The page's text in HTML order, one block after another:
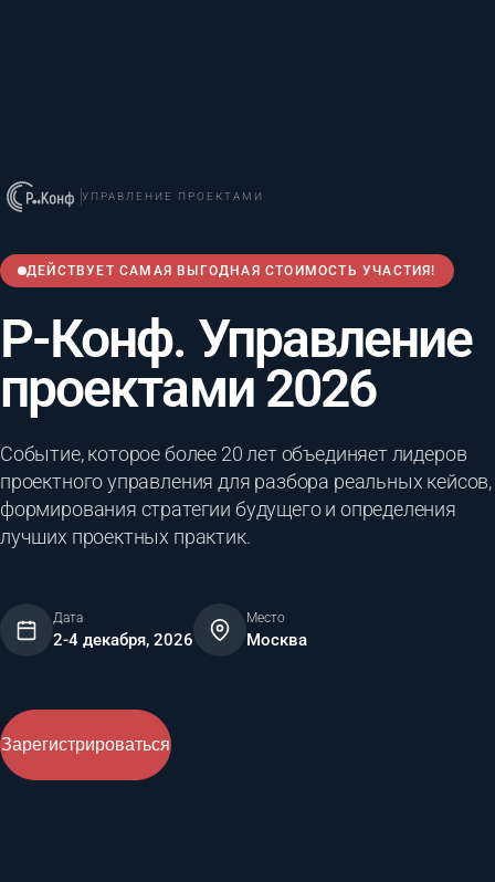
УПРАВЛЕНИЕ ПРОЕКТАМИ
ДЕЙСТВУЕТ САМАЯ ВЫГОДНАЯ СТОИМОСТЬ УЧАСТИЯ!
Р-Конф. Управление
проектами 2026
Событие, которое более 20 лет объединяет лидеров
проектного управления для разбора реальных кейсов,
формирования стратегии будущего и определения
лучших проектных практик.
Дата
2-4 декабря, 2026
Место
Москва
Зарегистрироваться